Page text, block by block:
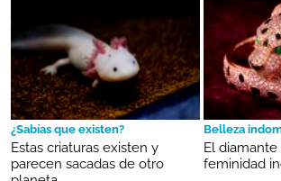
¿Sabías que existen?
Estas criaturas existen y
parecen sacadas de otro
Belleza
El
feminidad